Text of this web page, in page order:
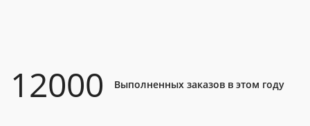
12000 Выполненных заказов в этом году